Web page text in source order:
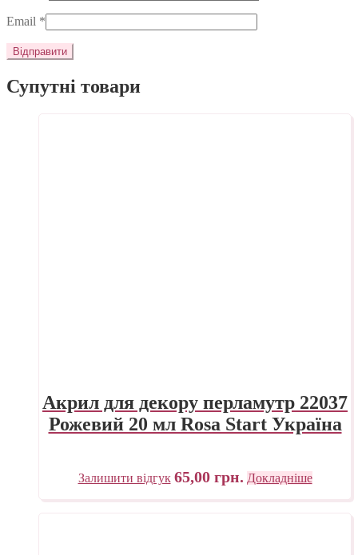
Email *
Супутні товари
Акрил для декору перламутр 22037
Рожевий 20 мл Rosa Start Україна
Залишити відгук 65,00 грн. Докладніше